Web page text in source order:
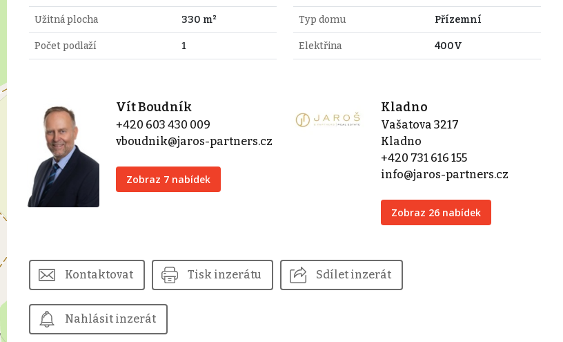
Užitná plocha 330 m²
Počet podlaží 1
Typ domu Přízemní
Elektřina 400V
Vít Boudník
+420 603 430 009
vboudnik@jaros-partners.cz
Zobraz 7 nabídek
Kladno
Vašatova 3217
Kladno
+420 731 616 155
info@jaros-partners.cz
Zobraz 26 nabídek
Kontaktovat Tisk inzerátu Sdílet inzerát
Nahlásit inzerát